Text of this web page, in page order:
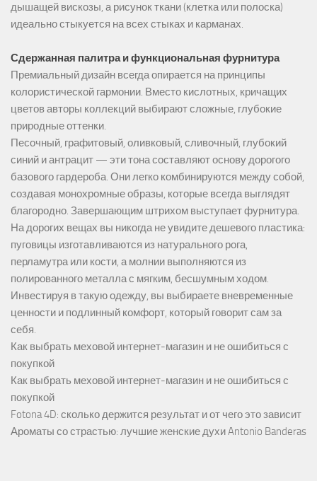
дышащей вискозы, а рисунок ткани (клетка или полоска)
идеально стыкуется на всех стыках и карманах.
Сдержанная палитра и функциональная фурнитура
Премиальный дизайн всегда опирается на принципы
колористической гармонии. Вместо кислотных, кричащих
цветов авторы коллекций выбирают сложные, глубокие
природные оттенки.
Песочный, графитовый, оливковый, сливочный, глубокий
синий и антрацит — эти тона составляют основу дорогого
базового гардероба. Они легко комбинируются между собой,
создавая монохромные образы, которые всегда выглядят
благородно. Завершающим штрихом выступает фурнитура.
На дорогих вещах вы никогда не увидите дешевого пластика:
пуговицы изготавливаются из натурального рога,
перламутра или кости, а молнии выполняются из
полированного металла с мягким, бесшумным ходом.
Инвестируя в такую одежду, вы выбираете вневременные
ценности и подлинный комфорт, который говорит сам за
себя.
Как выбрать меховой интернет-магазин и не ошибиться с
покупкой
Как выбрать меховой интернет-магазин и не ошибиться с
покупкой
Fotona 4D: сколько держится результат и от чего это зависит
Ароматы со страстью: лучшие женские духи Antonio Banderas